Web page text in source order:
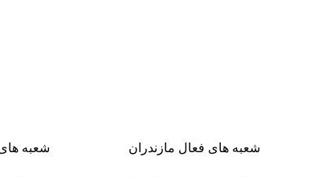
شعبه های فعال مازندران شعبه